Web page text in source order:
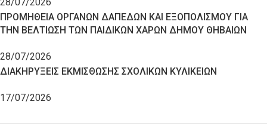
ΠΡΟΜΗΘΕΙΑ ΟΡΓΑΝΩΝ ΔΑΠΕΔΩΝ ΚΑΙ ΕΞΟΠΟΛΙΣΜΟΥ ΓΙΑ
ΤΗΝ ΒΕΛΤΙΩΣΗ ΤΩΝ ΠΑΙΔΙΚΩΝ ΧΑΡΩΝ ΔΗΜΟΥ ΘΗΒΑΙΩΝ
28/07/2026
ΔΙΑΚΗΡΥΞΕΙΣ ΕΚΜΙΣΘΩΣΗΣ ΣΧΟΛΙΚΩΝ ΚΥΛΙΚΕΙΩΝ
17/07/2026